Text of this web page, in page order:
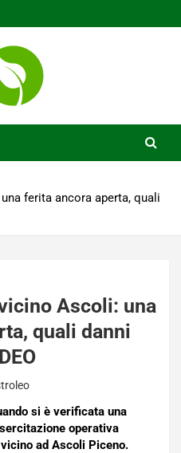
ferita ancora aperta, quali
Ascoli: una
quali danni
si è verificata una
operativa
ad Ascoli Piceno.